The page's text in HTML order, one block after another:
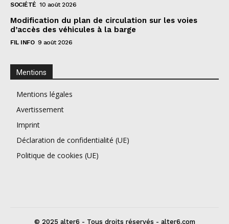
SOCIÉTÉ 10 août 2026
Modification du plan de circulation sur les voies
d’accès des véhicules à la barge
FIL INFO 9 août 2026
Mentions
Mentions légales
Avertissement
Imprint
Déclaration de confidentialité (UE)
Politique de cookies (UE)
© 2025 alter6 - Tous droits réservés - alter6.com